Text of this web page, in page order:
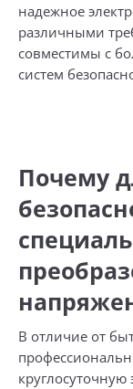
надежное
различными
совместимы с
систем
Почему
В отличие от
круглосуточную